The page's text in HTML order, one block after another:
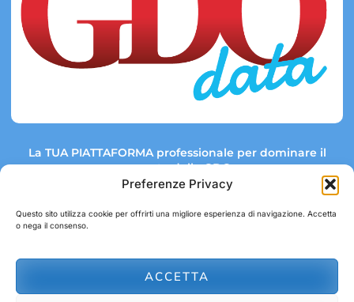
Preferenze Privacy
Questo sito utilizza cookie per offrirti una migliore esperienza di navigazione. Accetta
o nega il consenso.
ACCETTA
La TUA PIATTAFORMA professionale per dominare il
mercato della GDO.
Link rapidi:
abbonamenti@gdodata.it